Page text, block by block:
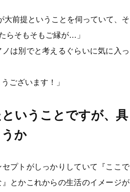
前提ということを伺っていて、そ
らそもそもご縁が…」
は別でと考えるぐらいに気に入っ
ございます！」
いうことですが、具
か
プトがしっかりしていて『ここで
とかこれからの生活のイメージが